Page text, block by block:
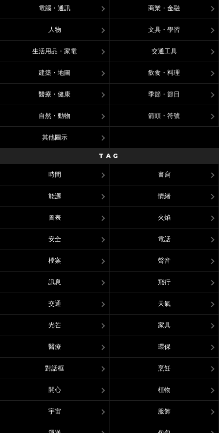
電腦・通訊 商業・金融
人物 文具・學習
生活用品・家電 交通工具
建築・地圖 飲食・料理
醫療・健康 季節・節日
自然・動物 箭頭・符號
其他圖示
TAG
時間 書寫
能源 情緒
圖表 火焰
安全 電話
檔案 聲音
訊息 飛行
交通 天氣
光芒 家具
醫療 環保
對話框 烹飪
開心 植物
宇宙 服飾